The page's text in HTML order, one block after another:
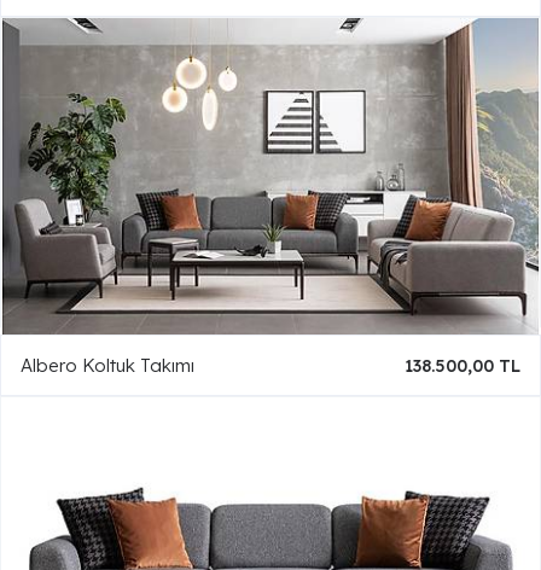
Albero Koltuk Takımı 138.500,00 TL